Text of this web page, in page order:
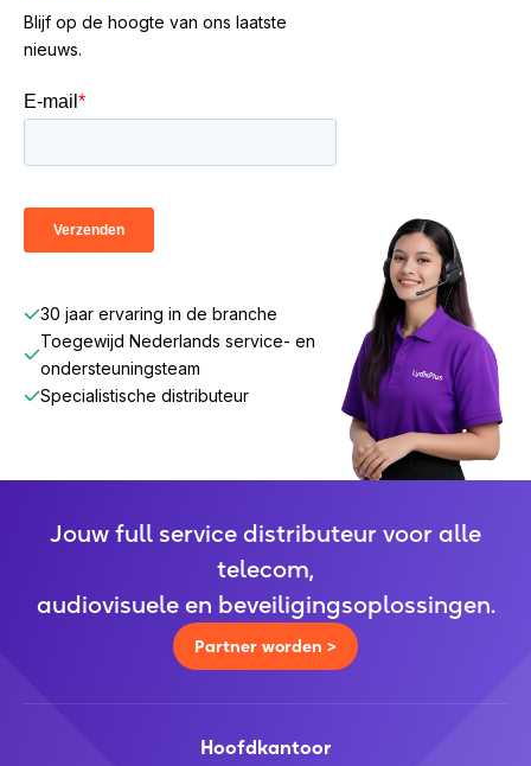
Blijf op de hoogte van ons laatste
nieuws.
30 jaar ervaring in de branche
Toegewijd Nederlands service- en
ondersteuningsteam
Specialistische distributeur
Jouw full service distributeur voor alle
telecom,
audiovisuele en beveiligingsoplossingen.
Partner worden >
Hoofdkantoor